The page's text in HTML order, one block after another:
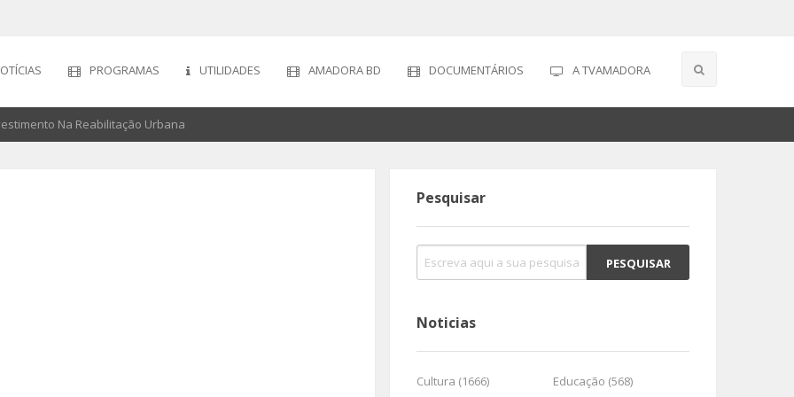
PROGRAMAS UTILIDADES AMADORA BD DOCUMENTÁRIOS A TVAMADORA
Na Reabilitação Urbana
Pesquisar
Noticias
Cultura (1666)
Educação (568)